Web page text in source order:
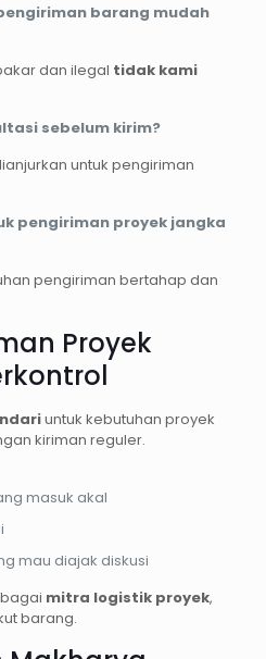
barang mudah
dan ilegal tidak kami
sebelum kirim?
untuk pengiriman
pengiriman proyek jangka
pengiriman bertahap dan
Proyek
untuk kebutuhan proyek
kiriman reguler.
masuk akal
mau diajak diskusi
mitra logistik proyek,
barang.